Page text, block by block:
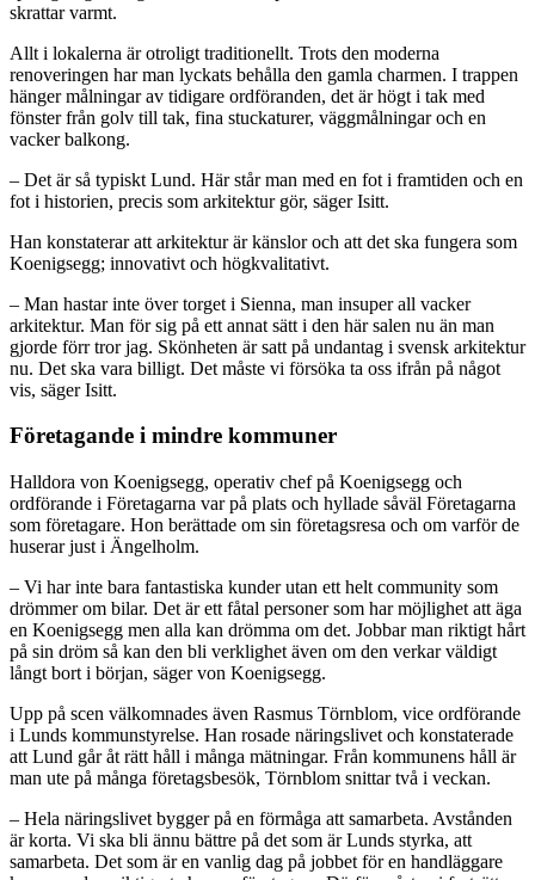
skrattar varmt.
Allt i lokalerna är otroligt traditionellt. Trots den moderna
renoveringen har man lyckats behålla den gamla charmen. I trappen
hänger målningar av tidigare ordföranden, det är högt i tak med
fönster från golv till tak, fina stuckaturer, väggmålningar och en
vacker balkong.
– Det är så typiskt Lund. Här står man med en fot i framtiden och en
fot i historien, precis som arkitektur gör, säger Isitt.
Han konstaterar att arkitektur är känslor och att det ska fungera som
Koenigsegg; innovativt och högkvalitativt.
– Man hastar inte över torget i Sienna, man insuper all vacker
arkitektur. Man för sig på ett annat sätt i den här salen nu än man
gjorde förr tror jag. Skönheten är satt på undantag i svensk arkitektur
nu. Det ska vara billigt. Det måste vi försöka ta oss ifrån på något
vis, säger Isitt.
Företagande i mindre kommuner
Halldora von Koenigsegg, operativ chef på Koenigsegg och
ordförande i Företagarna var på plats och hyllade såväl Företagarna
som företagare. Hon berättade om sin företagsresa och om varför de
huserar just i Ängelholm.
– Vi har inte bara fantastiska kunder utan ett helt community som
drömmer om bilar. Det är ett fåtal personer som har möjlighet att äga
en Koenigsegg men alla kan drömma om det. Jobbar man riktigt hårt
på sin dröm så kan den bli verklighet även om den verkar väldigt
långt bort i början, säger von Koenigsegg.
Upp på scen välkomnades även Rasmus Törnblom, vice ordförande
i Lunds kommunstyrelse. Han rosade näringslivet och konstaterade
att Lund går åt rätt håll i många mätningar. Från kommunens håll är
man ute på många företagsbesök, Törnblom snittar två i veckan.
– Hela näringslivet bygger på en förmåga att samarbeta. Avstånden
är korta. Vi ska bli ännu bättre på det som är Lunds styrka, att
samarbeta. Det som är en vanlig dag på jobbet för en handläggare